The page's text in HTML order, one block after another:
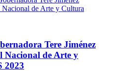
Tere Jiménez
Nacional de Arte y
2023